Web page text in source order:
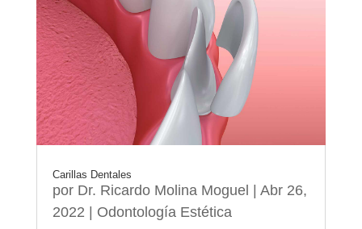
Carillas Dentales
por Dr. Ricardo Molina Moguel | Abr 26,
2022 | Odontología Estética